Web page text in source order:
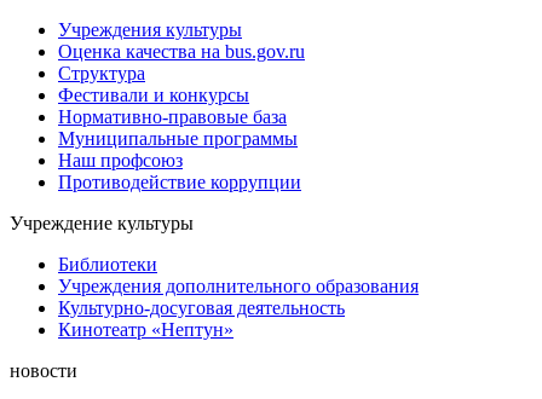
Учреждения культуры
Оценка качества на bus.gov.ru
Структура
Фестивали и конкурсы
Нормативно-правовые база
Муниципальные программы
Наш профсоюз
Противодействие коррупции
Учреждение культуры
Библиотеки
Учреждения дополнительного образования
Культурно-досуговая деятельность
Кинотеатр «Нептун»
новости